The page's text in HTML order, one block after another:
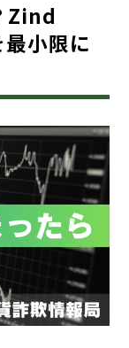
Zind
小限に